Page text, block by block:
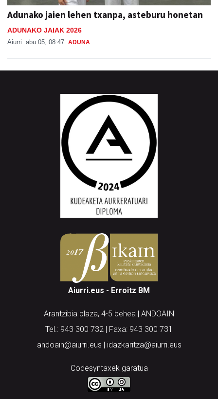
Adunako jaien lehen txanpa, asteburu honetan
ADUNAKO JAIAK 2026
Aiurri abu 05, 08:47 ADUNA
Aiurri.eus - Erroitz BM
Arantzibia plaza, 4-5 behea | ANDOAIN
Tel.: 943 300 732 | Faxa: 943 300 731
andoain@aiurri.eus | idazkaritza@aiurri.eus
Codesyntaxek garatua